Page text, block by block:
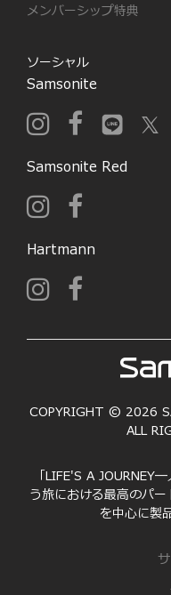
メンバーシップ特典
ソーシャル
Samsonite
Samsonite Red
Hartmann
COPYRIGHT © 2026
ALL
「LIFE'S A
う旅における最高のパ
を中心に製